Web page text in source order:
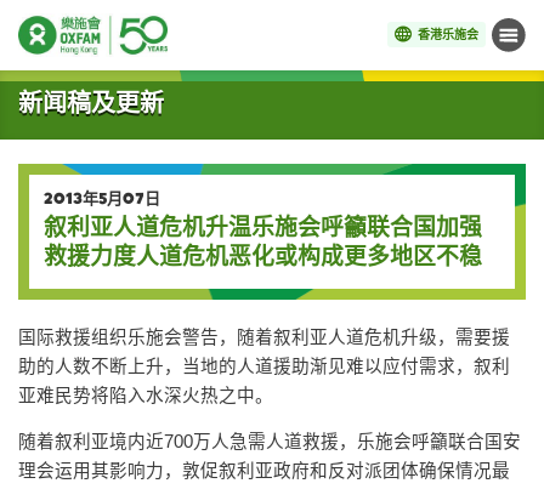
香港乐施会 菜单
开始主要内容
新闻稿及更新
2013年5月07日
叙利亚人道危机升温乐施会呼籲联合国加强
救援力度人道危机恶化或构成更多地区不稳
国际救援组织乐施会警告，随着叙利亚人道危机升级，需要援
助的人数不断上升，当地的人道援助渐见难以应付需求，叙利
亚难民势将陷入水深火热之中。
随着叙利亚境内近700万人急需人道救援，乐施会呼籲联合国安
理会运用其影响力，敦促叙利亚政府和反对派团体确保情况最